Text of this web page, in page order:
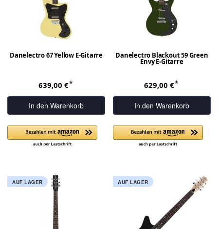
Danelectro 67 Yellow E-Gitarre
639,00 €*
In den Warenkorb
Danelectro Blackout 59 Green
Envy E-Gitarre
629,00 €*
In den Warenkorb
AUF LAGER AUF LAGER